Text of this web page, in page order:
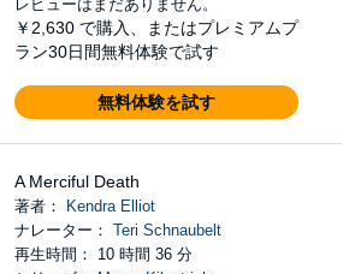
レビューはまだありません。
￥2,630 で購入、またはプレミアムプ
ラン30日間無料体験で試す
無料体験を試す
A Merciful Death
著者：
Kendra Elliot
ナレーター： Teri Schnaubelt
再生時間： 10 時間 36 分